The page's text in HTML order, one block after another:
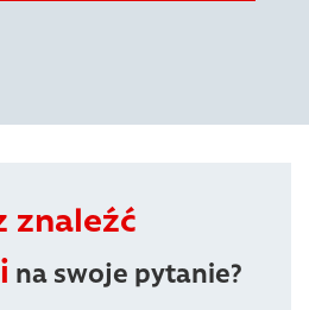
znaleźć
na swoje pytanie?